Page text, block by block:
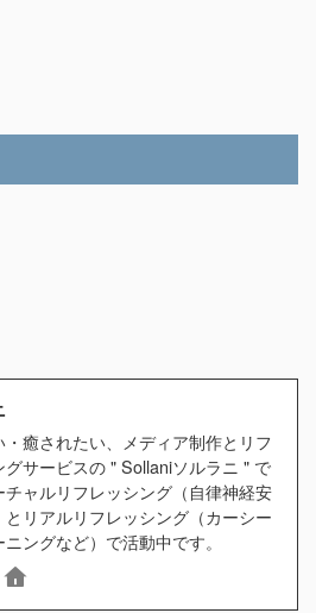
・癒されたい、メディア制作とリフ
グサービスの " Sollaniソルラニ " で
チャルリフレッシング（自律神経安
とリアルリフレッシング（カーシー
ニングなど）で活動中です。